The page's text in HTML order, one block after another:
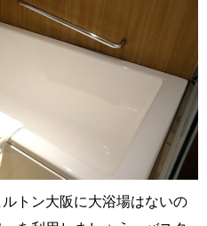
トン大阪に大浴場はないの